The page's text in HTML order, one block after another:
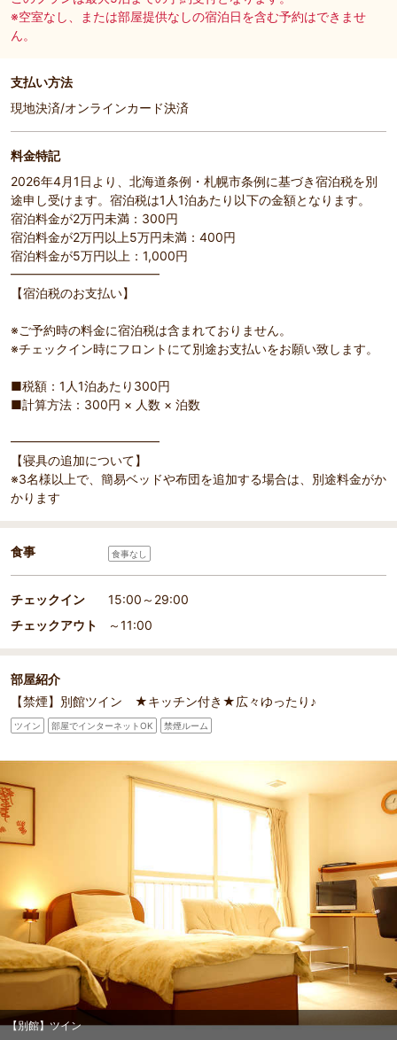
※空室なし、または部屋提供なしの宿泊日を含む予約はできませ
ん。
支払い方法
現地決済/オンラインカード決済
料金特記
2026年4月1日より、北海道条例・札幌市条例に基づき宿泊税を別
途申し受けます。宿泊税は1人1泊あたり以下の金額となります。
宿泊料金が2万円未満：300円
宿泊料金が2万円以上5万円未満：400円
宿泊料金が5万円以上：1,000円
━━━━━━━━━━━━
【宿泊税のお支払い】
※ご予約時の料金に宿泊税は含まれておりません。
※チェックイン時にフロントにて別途お支払いをお願い致します。
■税額：1人1泊あたり300円
■計算方法：300円 × 人数 × 泊数
━━━━━━━━━━━━
【寝具の追加について】
※3名様以上で、簡易ベッドや布団を追加する場合は、別途料金がか
かります
食事 食事なし
チェックイン
15:00～29:00
チェックアウト
～11:00
部屋紹介
【禁煙】別館ツイン ★キッチン付き★広々ゆったり♪
ツイン 部屋でインターネットOK 禁煙ルーム
【別館】ツイン